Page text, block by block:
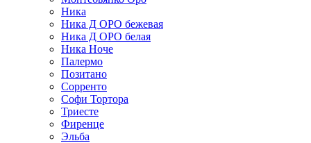
Ника
Ника Д ОРО бежевая
Ника Д ОРО белая
Ника Ноче
Палермо
Позитано
Сорренто
Софи Тортора
Триесте
Фиренце
Эльба